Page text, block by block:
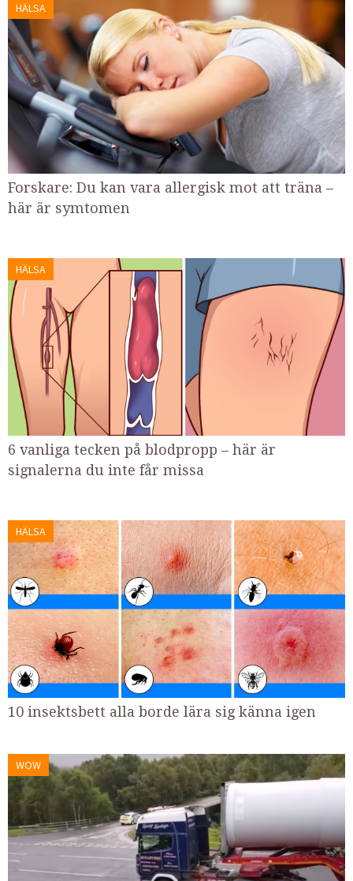
HÄLSA
Forskare: Du kan vara allergisk mot att träna –
här är symtomen
HÄLSA
6 vanliga tecken på blodpropp – här är
signalerna du inte får missa
HÄLSA
10 insektsbett alla borde lära sig känna igen
WOW